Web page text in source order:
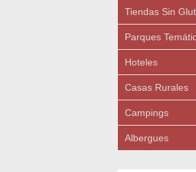
Tiendas Sin
Parques
Hoteles
Casas Rurales
Campings
Albergues